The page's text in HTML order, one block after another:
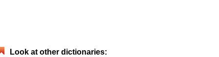
Look at other dictionaries: